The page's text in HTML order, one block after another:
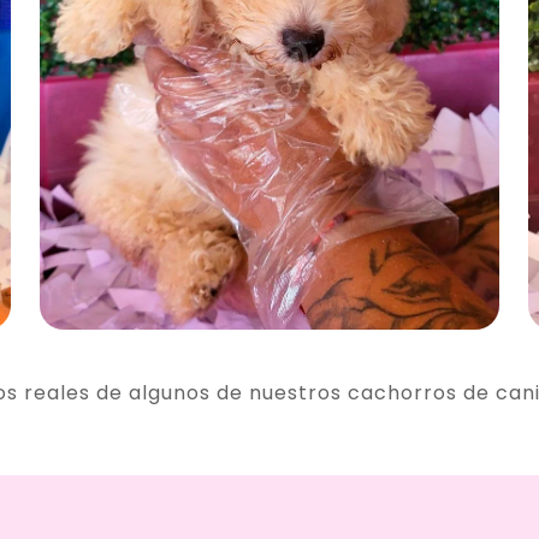
reales de algunos de nuestros cachorros de